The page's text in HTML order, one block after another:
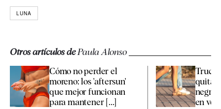
LUNA
Otros artículos dePaula Alonso
Cómo no perder el
moreno: los 'aftersun'
que mejor funcionan
para mantener [...]
quitar
en